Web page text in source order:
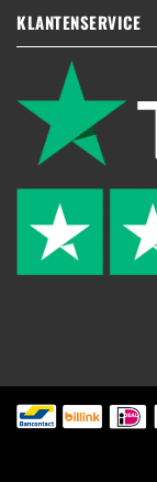
KLANTENSERVICE